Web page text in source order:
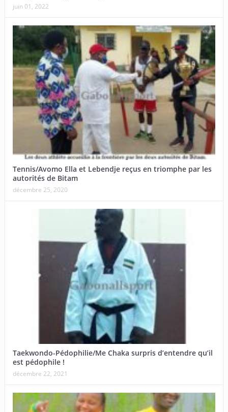
juin 01, 2022
Tennis/Avomo Ella et Lebendje reçus en triomphe par les
autorités de Bitam
décembre 25, 2020
Taekwondo-Pédophilie/Me Chaka surpris d’entendre qu’il
est pédophile !
décembre 22, 2021